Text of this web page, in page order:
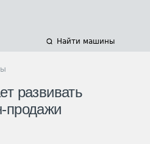
Найти машины
развивать
продажи